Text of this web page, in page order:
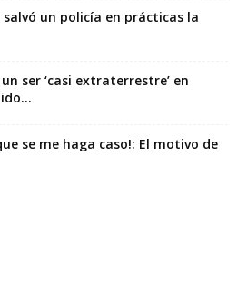
salvó un policía en prácticas la
ser ‘casi extraterrestre’ en
se me haga caso!: El motivo de